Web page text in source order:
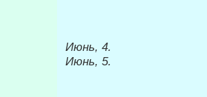
Июнь, 4.
Июнь, 5.